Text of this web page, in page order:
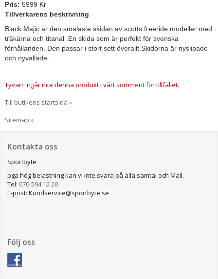
Pris: 5999 Kr
Tillverkarens beskrivning
Black Majic är den smalaste skidan av scotts freeride modeller med
träkärna och titanal .En skida som är perfekt för svenska
förhållanden. Den passar i stort sett överallt.Skidorna är nyslipade
och nyvallade.
Tyvärr ingår inte denna produkt i vårt sortiment för tillfället.
Till butikens startsida »
Sitemap »
Kontakta oss
Sportbyte
pga hög belastning kan vi inte svara på alla samtal och Mail.
Tel: 070-594 12 20
E-post: Kundservice@sportbyte.se
Följ oss